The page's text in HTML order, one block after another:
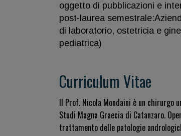
oggetto di pubblicazioni e
post-laurea
di laboratorio, ostetricia e
pediatrica)
Curriculum Vitae
Il Prof. Nicola Mondaini è un chirurgo
Studi Magna Graecia di Catanzaro.
trattamento delle patologie